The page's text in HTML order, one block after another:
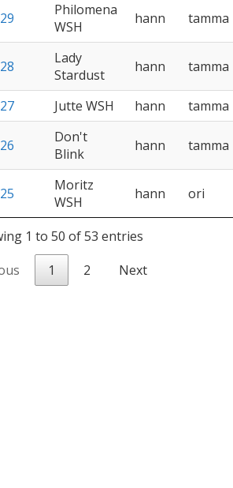
Philomena
WSH
hann tamma
Lady
Stardust
hann tamma
Jutte WSH hann tamma
Don't
Blink
hann tamma
Moritz
WSH
hann ori
1 to 50 of 53 entries
1 2 Next